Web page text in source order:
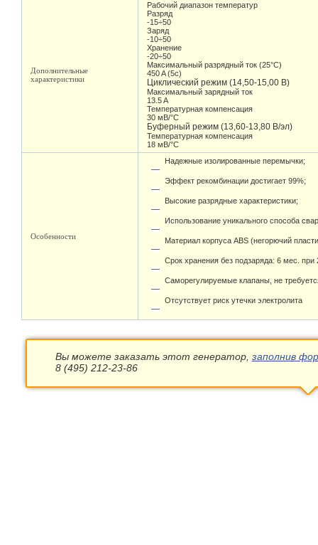
Дополнительные
характеристики
Рабочий диапазон температур
Разряд
-15÷50
Заряд
-10÷50
Хранение
-20÷50
Максимальный разрядный ток (25°С)
450 A (5c)
Циклический режим (14,50-15,00 В)
Максимальный зарядный ток
13.5 A
Температурная компенсация
30 мВ/°С
Буферный режим (13,60-13,80 В/эл)
Температурная компенсация
18 мВ/°С
Особенности
Надежные изолированные перемычки;
Эффект рекомбинации достигает 99%;
Высокие разрядные характеристики;
Использование уникального способа
Материал корпуса ABS (негорючий
Срок хранения без подзаряда: 6 мес. при
Саморегулируемые клапаны, не
Отсутствует риск утечки электролита
Вы можете заказать этот генератор, заполнив
8 (495) 212-23-86